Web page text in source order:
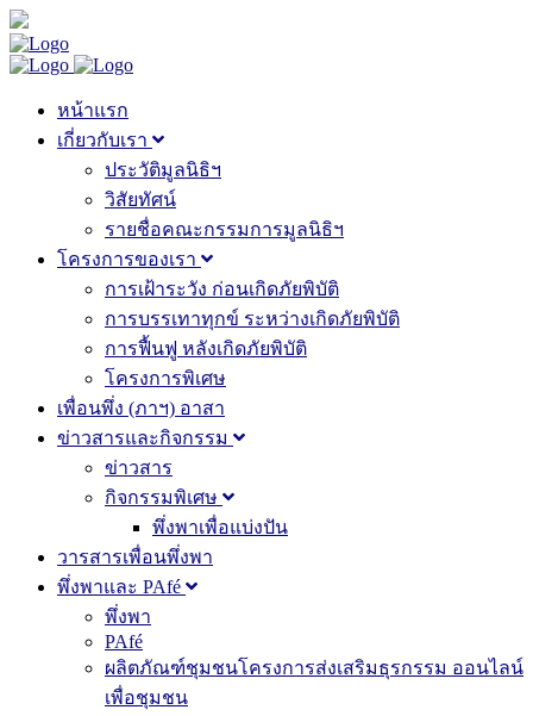
หน้าแรก
เกี่ยวกับเรา
ประวัติมูลนิธิฯ
วิสัยทัศน์
รายชื่อคณะกรรมการมูลนิธิฯ
โครงการของเรา
การเฝ้าระวัง ก่อนเกิดภัยพิบัติ
การบรรเทาทุกข์ ระหว่างเกิดภัยพิบัติ
การฟื้นฟู หลังเกิดภัยพิบัติ
โครงการพิเศษ
เพื่อนพึ่ง (ภาฯ) อาสา
ข่าวสารและกิจกรรม
ข่าวสาร
กิจกรรมพิเศษ
พึ่งพาเพื่อแบ่งปัน
วารสารเพื่อนพึ่งพา
พึ่งพาและ PAfé
พึ่งพา
PAfé
ผลิตภัณฑ์ชุมชนโครงการส่งเสริมธุรกรรม ออนไลน์
เพื่อชุมชน